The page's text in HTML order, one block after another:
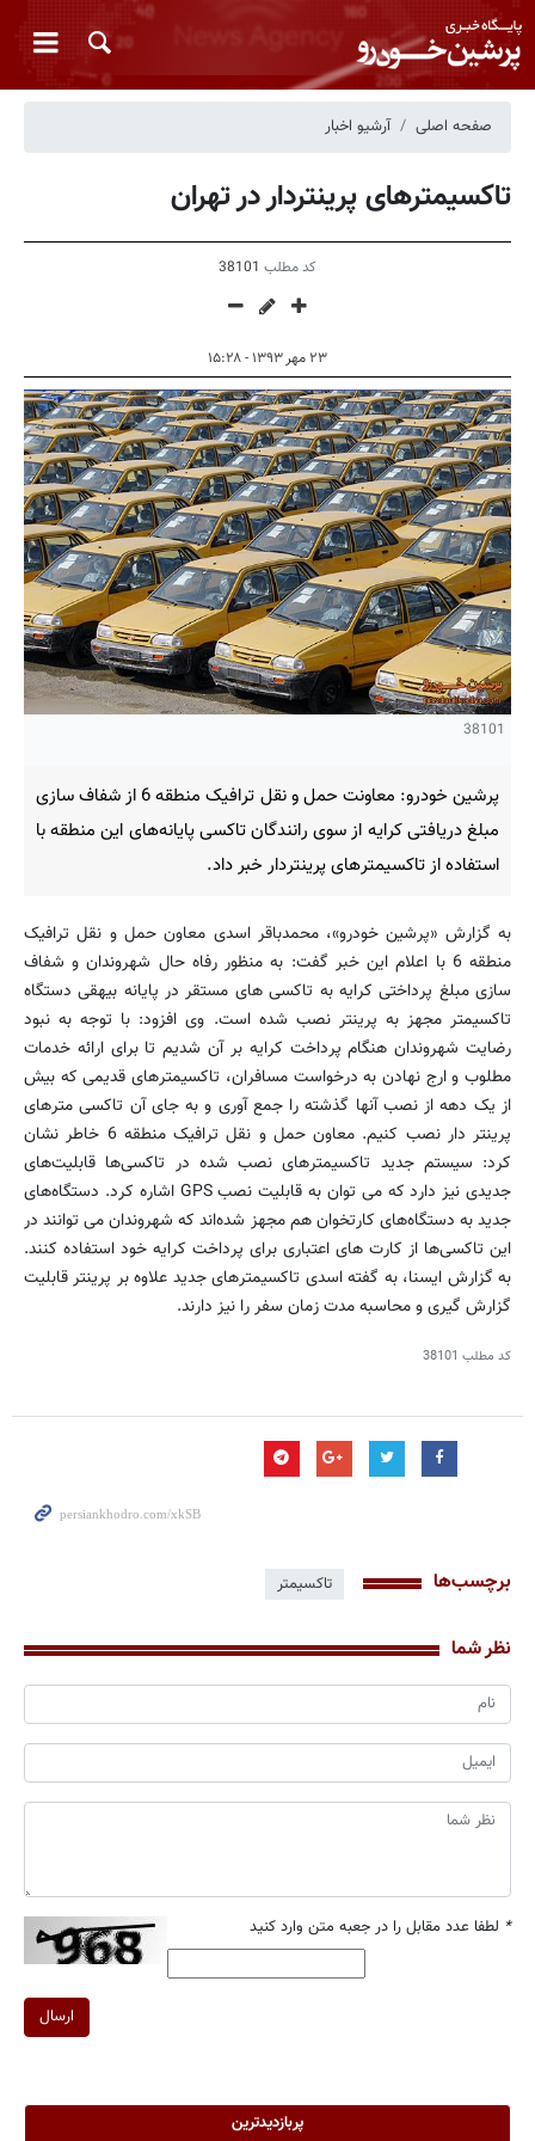
صفحه اصلی آرشیو اخبار
تاکسیمترهای پرینتردار در تهران
کد مطلب 38101
۲۳ مهر ۱۳۹۳ - ۱۵:۲۸
38101
پرشین خودرو: معاونت حمل و نقل ترافیک منطقه 6 از شفاف سازی
مبلغ دریافتی کرایه از سوی رانندگان تاکسی پایانه‌های این منطقه با
استفاده از تاکسیمترهای پرینتردار خبر داد.
به گزارش «پرشین خودرو»، محمدباقر اسدی معاون حمل و نقل ترافیک
منطقه 6 با اعلام این خبر گفت: به منظور رفاه حال شهروندان و شفاف
سازی مبلغ پرداختی کرایه به تاکسی های مستقر در پایانه بیهقی دستگاه
تاکسیمتر مجهز به پرینتر نصب شده است. وی افزود: با توجه به نبود
رضایت شهروندان هنگام پرداخت کرایه بر آن شدیم تا برای ارائه خدمات
مطلوب و ارج نهادن به درخواست مسافران، تاکسیمترهای قدیمی که بیش
از یک دهه از نصب آنها گذشته را جمع آوری و به جای آن تاکسی مترهای
پرینتر دار نصب کنیم. معاون حمل و نقل ترافیک منطقه 6 خاطر نشان
کرد: سیستم جدید تاکسیمترهای نصب شده در تاکسی‌ها قابلیت‌های
جدیدی نیز دارد که می توان به قابلیت نصب GPS اشاره کرد. دستگاه‌های
جدید به دستگاه‌های کارتخوان هم مجهز شده‌اند که شهروندان می توانند در
این تاکسی‌ها از کارت های اعتباری برای پرداخت کرایه خود استفاده کنند.
به گزارش ایسنا، به گفته اسدی تاکسیمترهای جدید علاوه بر پرینتر قابلیت
گزارش گیری و محاسبه مدت زمان سفر را نیز دارند.
کد مطلب 38101
برچسب‌ها تاکسیمتر
نظر شما
* لطفا عدد مقابل را در جعبه متن وارد کنید
ارسال
پربازدیدترین